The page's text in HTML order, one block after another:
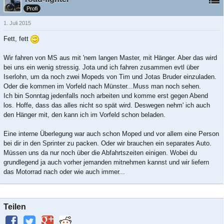
Profi
1. Juli 2015
Fett, fett
Wir fahren von MS aus mit 'nem langen Master, mit Hänger. Aber das wird
bei uns ein wenig stressig. Jota und ich fahren zusammen evtl über
Iserlohn, um da noch zwei Mopeds von Tim und Jotas Bruder einzuladen.
Oder die kommen im Vorfeld nach Münster...Muss man noch sehen.
Ich bin Sonntag jedenfalls noch arbeiten und komme erst gegen Abend
los. Hoffe, dass das alles nicht so spät wird. Deswegen nehm' ich auch
den Hänger mit, den kann ich im Vorfeld schon beladen.
Eine interne Überlegung war auch schon Moped und vor allem eine Person
bei dir in den Sprinter zu packen. Oder wir brauchen ein separates Auto.
Müssen uns da nur noch über die Abfahrtszeiten einigen. Wobei du
grundlegend ja auch vorher jemanden mitnehmen kannst und wir liefern
das Motorrad nach oder wie auch immer...
Teilen